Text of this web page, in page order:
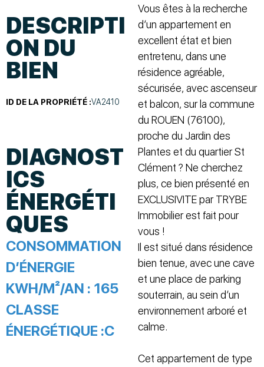
DESCRIPTI
ON DU
BIEN
ID DE LA PROPRIÉTÉ :VA2410
DIAGNOST
ICS
ÉNERGÉTI
QUES
CONSOMMATION
D’ÉNERGIE
KWH/M²/AN : 165
CLASSE
ÉNERGÉTIQUE :C
Vous êtes à la recherche
d’un appartement en
excellent état et bien
entretenu, dans une
résidence agréable,
sécurisée, avec ascenseur
et balcon, sur la commune
du ROUEN (76100),
proche du Jardin des
Plantes et du quartier St
Clément ? Ne cherchez
plus, ce bien présenté en
EXCLUSIVITE par TRYBE
Immobilier est fait pour
vous !
Il est situé dans résidence
bien tenue, avec une cave
et une place de parking
souterrain, au sein d’un
environnement arboré et
calme.
Cet appartement de type